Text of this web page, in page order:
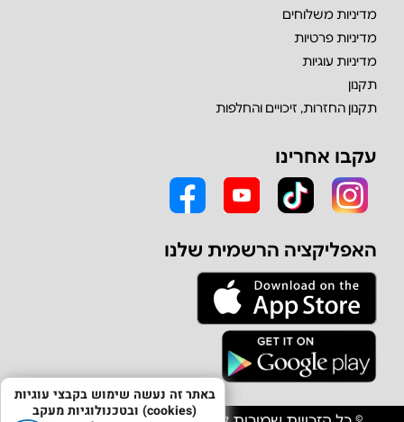
מדיניות משלוחים
מדיניות פרטיות
מדיניות עוגיות
תקנון
תקנון החזרות, זיכויים והחלפות
עקבו אחרינו
האפליקציה הרשמית שלנו
באתר זה נעשה שימוש בקבצי עוגיות
(cookies) ובטכנולוגיות מעקב